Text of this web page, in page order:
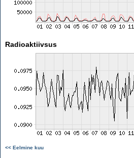
Radioaktiivsus
<< Eelmine kuu